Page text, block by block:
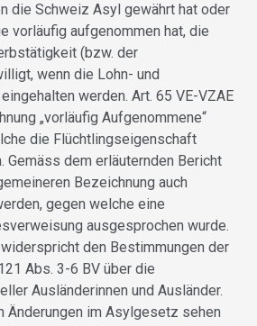
die Schweiz Asyl gewährt hat oder
vorläufig aufgenommen hat, die
(bzw. der
wenn die Lohn- und
werden. Art. 65 VE-VZAE
„vorläufig Aufgenommene“
die Flüchtlingseigenschaft
Gemäss dem erläuternden Bericht
Bezeichnung auch
gegen welche eine
ausgesprochen wurde.
den Bestimmungen der
Abs. 3-6 BV über die
Ausländerinnen und Ausländer.
Änderungen im Asylgesetz sehen